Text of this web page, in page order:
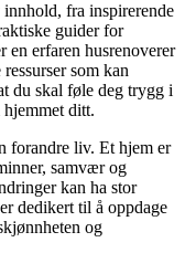
fra inspirerende
guider for
en erfaren husrenoverer
som kan
du skal føle deg trygg i
ditt.
forandre liv. Et hjem er
samvær og
kan ha stor
dedikert til å oppdage
og